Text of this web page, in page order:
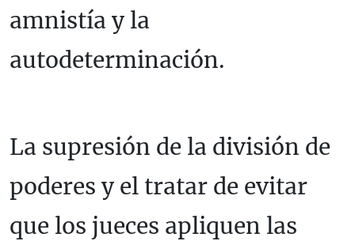
amnistía y la
autodeterminación.
La supresión de la división de
poderes y el tratar de evitar
que los jueces apliquen las